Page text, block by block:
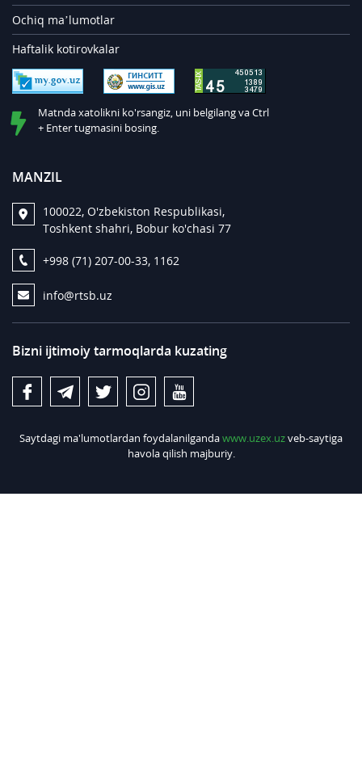
Ochiq ma’lumotlar
Haftalik kotirovkalar
Matnda xatolikni ko'rsangiz, uni belgilang va Ctrl
+ Enter tugmasini bosing.
MANZIL
100022, O'zbekiston Respublikasi,
Toshkent shahri, Bobur ko'chasi 77
+998 (71) 207-00-33, 1162
info@rtsb.uz
Bizni ijtimoiy tarmoqlarda kuzating
Saytdagi ma'lumotlardan foydalanilgandawww.uzex.uzveb-saytiga
havola qilish majburiy.